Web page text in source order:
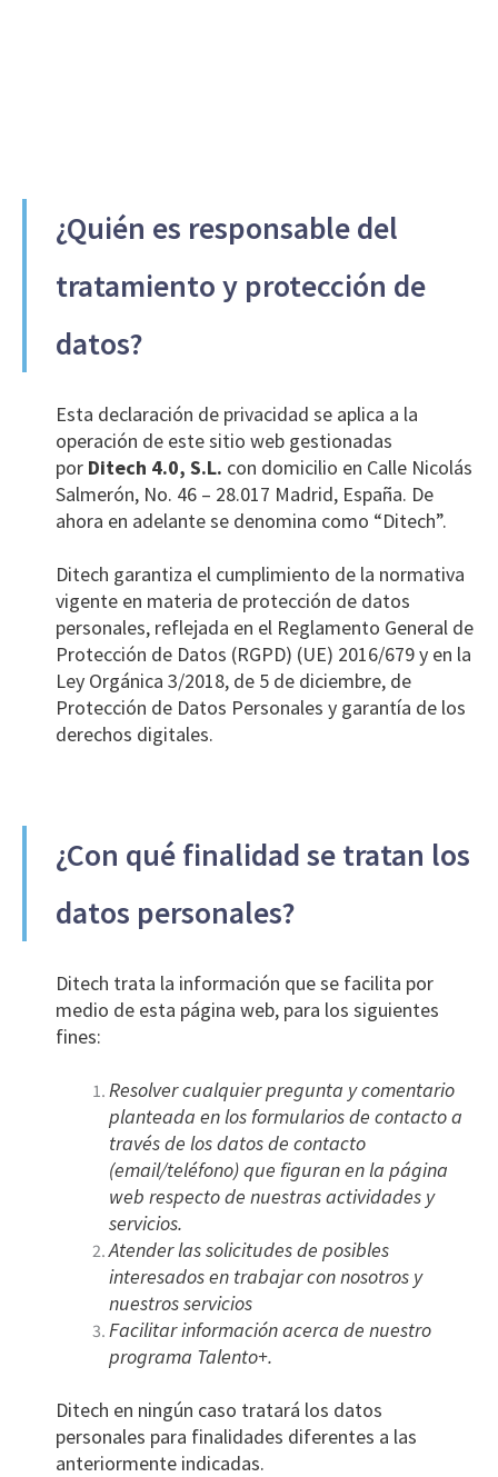
¿Quién es responsable del
tratamiento y protección de
datos?
Esta declaración de privacidad se aplica a la
operación de este sitio web gestionadas
por Ditech 4.0, S.L. con domicilio en Calle Nicolás
Salmerón, No. 46 – 28.017 Madrid, España. De
ahora en adelante se denomina como “Ditech”.
Ditech garantiza el cumplimiento de la normativa
vigente en materia de protección de datos
personales, reflejada en el Reglamento General de
Protección de Datos (RGPD) (UE) 2016/679 y en la
Ley Orgánica 3/2018, de 5 de diciembre, de
Protección de Datos Personales y garantía de los
derechos digitales.
¿Con qué finalidad se tratan los
datos personales?
Ditech trata la información que se facilita por
medio de esta página web, para los siguientes
fines:
Resolver cualquier pregunta y comentario
planteada en los formularios de contacto a
través de los datos de contacto
(email/teléfono) que figuran en la página
web respecto de nuestras actividades y
servicios.
Atender las solicitudes de posibles
interesados en trabajar con nosotros y
nuestros servicios
Facilitar información acerca de nuestro
programa Talento+.
Ditech en ningún caso tratará los datos
personales para finalidades diferentes a las
anteriormente indicadas.